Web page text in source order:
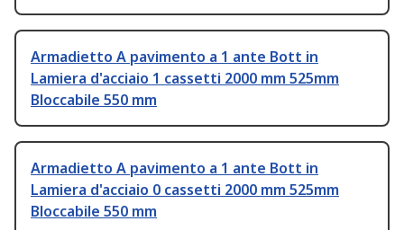
Armadietto A pavimento a 1 ante Bott in
Lamiera d'acciaio 1 cassetti 2000 mm 525mm
Bloccabile 550 mm
Armadietto A pavimento a 1 ante Bott in
Lamiera d'acciaio 0 cassetti 2000 mm 525mm
Bloccabile 550 mm